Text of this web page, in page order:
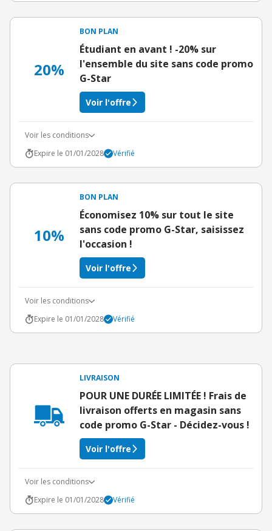
20%
BON PLAN
Étudiant en avant ! -20% sur
l'ensemble du site sans code promo
G-Star
Voir l'offre
Voir les conditions
Expire le 01/01/2028
Vérifié
10%
BON PLAN
Économisez 10% sur tout le site
sans code promo G-Star, saisissez
l'occasion !
Voir l'offre
Voir les conditions
Expire le 01/01/2028
Vérifié
LIVRAISON
POUR UNE DURÉE LIMITÉE ! Frais de
livraison offerts en magasin sans
code promo G-Star - Décidez-vous !
Voir l'offre
Voir les conditions
Expire le 01/01/2028
Vérifié